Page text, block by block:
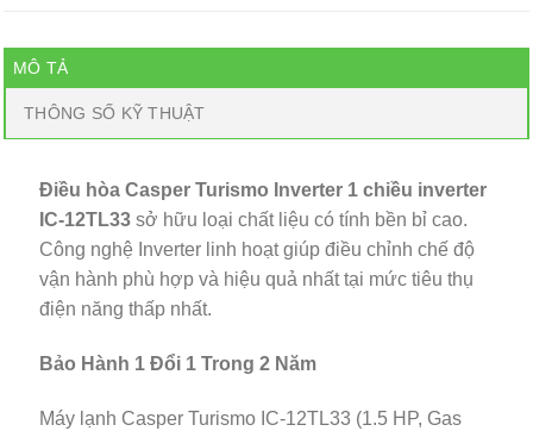
MÔ TẢ
THÔNG SỐ KỸ THUẬT
Điều hòa Casper Turismo Inverter 1 chiều inverter
IC-12TL33 sở hữu loại chất liệu có tính bền bỉ cao.
Công nghệ Inverter linh hoạt giúp điều chỉnh chế độ
vận hành phù hợp và hiệu quả nhất tại mức tiêu thụ
điện năng thấp nhất.
Bảo Hành 1 Đổi 1 Trong 2 Năm
Máy lạnh Casper Turismo IC-12TL33 (1.5 HP, Gas